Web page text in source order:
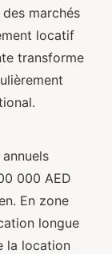
marchés
locatif
transforme
000 AED
En zone
longue
la location